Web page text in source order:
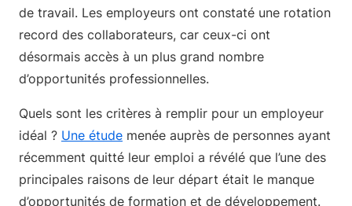
de travail. Les employeurs ont constaté une rotation
record des collaborateurs, car ceux-ci ont
désormais accès à un plus grand nombre
d’opportunités professionnelles.
Quels sont les critères à remplir pour un employeur
idéal ? Une étude menée auprès de personnes ayant
récemment quitté leur emploi a révélé que l’une des
principales raisons de leur départ était le manque
d’opportunités de formation et de développement.